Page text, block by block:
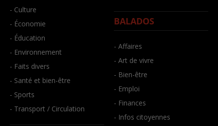
- Culture
- Économie
- Éducation
- Environnement
- Faits divers
- Santé et bien-être
- Sports
- Transport / Circulation
BALADOS
- Affaires
- Art de vivre
- Bien-être
- Emploi
- Finances
- Infos citoyennes